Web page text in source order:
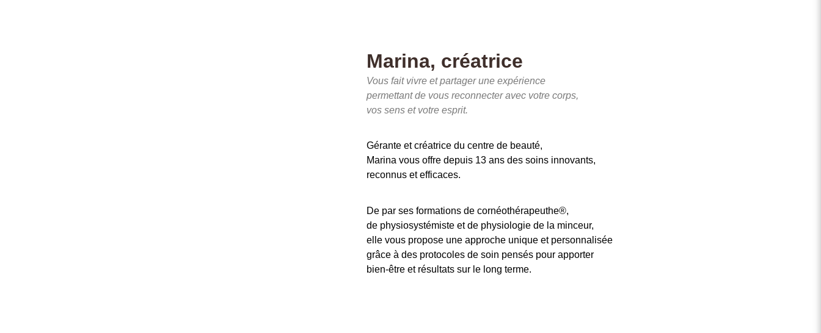
Marina, créatrice
Vous fait vivre et partager une expérience
permettant de vous reconnecter avec votre corps,
vos sens et votre esprit.
Gérante et créatrice du centre de beauté,
Marina vous offre depuis 13 ans des soins innovants,
reconnus et efficaces.
De par ses formations de cornéothérapeuthe®,
de physiosystémiste et de physiologie de la minceur,
elle vous propose une approche unique et personnalisée
grâce à des protocoles de soin pensés pour apporter
bien-être et résultats sur le long terme.